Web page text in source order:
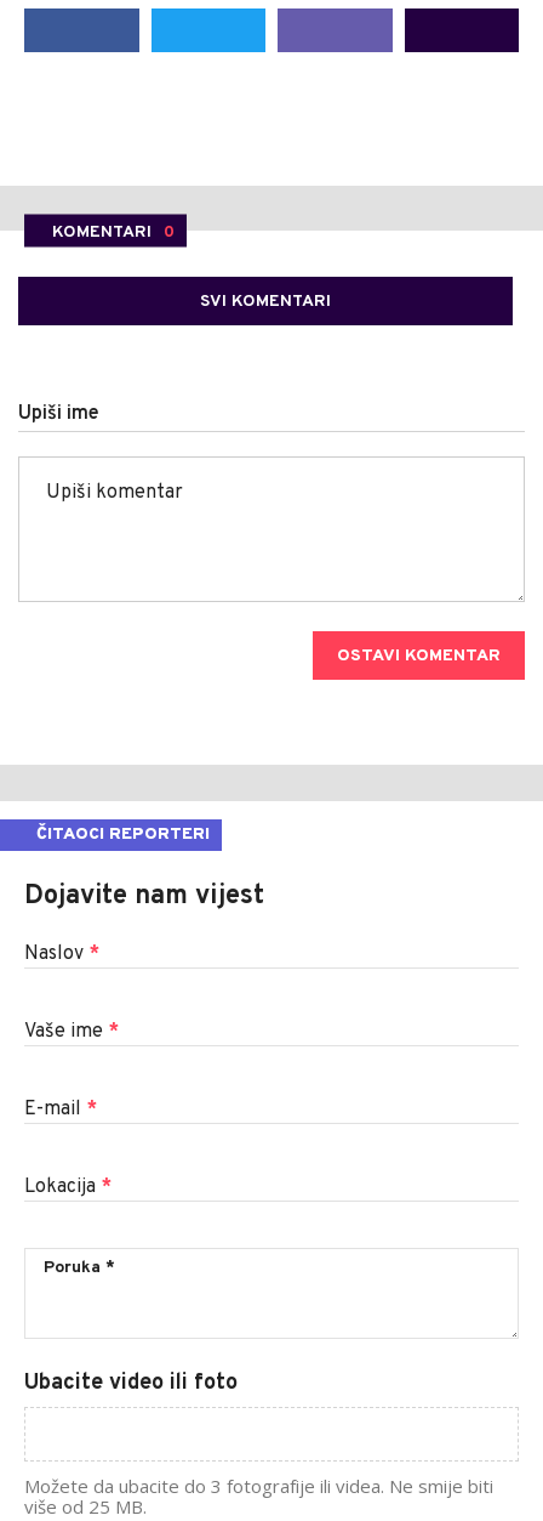
KOMENTARI 0
SVI KOMENTARI
Upiši ime
OSTAVI KOMENTAR
ČITAOCI REPORTERI
Dojavite nam vijest
Naslov *
Vaše ime *
E-mail *
Lokacija *
Ubacite video ili foto
Možete da ubacite do 3 fotografije ili videa. Ne smije biti
više od 25 MB.